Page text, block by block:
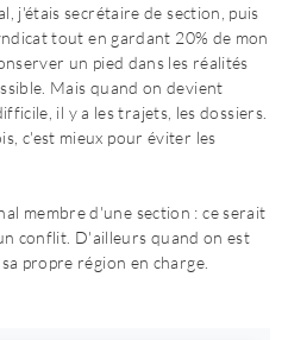
j'étais secrétaire de section, puis
tout en gardant 20% de mon
un pied dans les réalités
Mais quand on devient
il y a les trajets, les dossiers.
c'est mieux pour éviter les
membre d'une section : ce serait
conflit. D'ailleurs quand on est
propre région en charge.